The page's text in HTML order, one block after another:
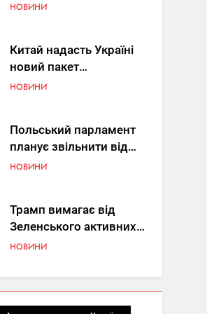
Україна знову у фокусі
НОВИНИ
Китай надасть Україні
новий пакет
енергетичної допомоги
НОВИНИ
Польський парламент
планує звільнити від
покарання
НОВИНИ
Трамп вимагає від
Зеленського активних
кроків у мирному
НОВИНИ
КМДА заявила про
параліч